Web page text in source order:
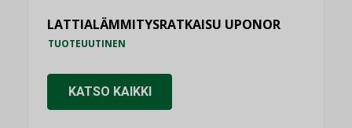
LATTIALÄMMITYSRATKAISU UPONOR
TUOTEUUTINEN
KATSO KAIKKI